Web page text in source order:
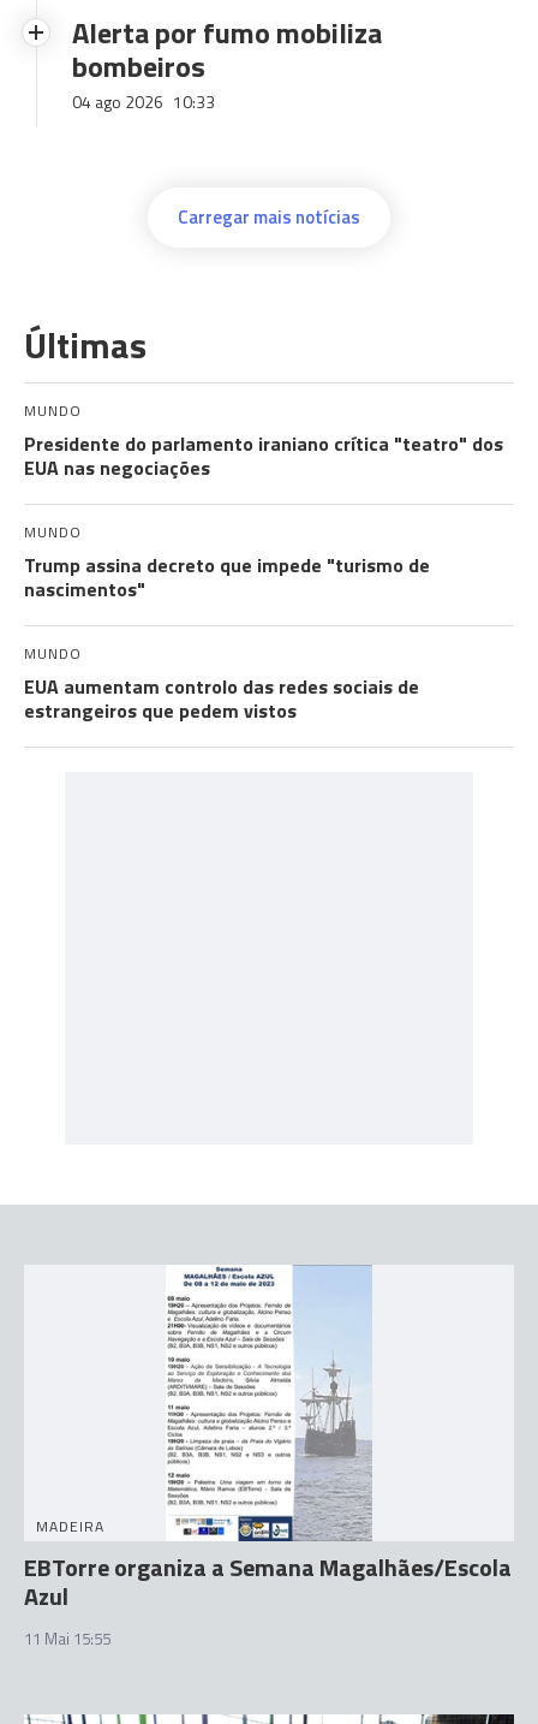
Alerta por fumo mobiliza
bombeiros
04 ago 2026 10:33
Carregar mais notícias
Últimas
MUNDO
Presidente do parlamento iraniano crítica "teatro" dos
EUA nas negociações
MUNDO
Trump assina decreto que impede "turismo de
nascimentos"
MUNDO
EUA aumentam controlo das redes sociais de
estrangeiros que pedem vistos
MADEIRA
EBTorre organiza a Semana Magalhães/Escola
Azul
11 Mai 15:55